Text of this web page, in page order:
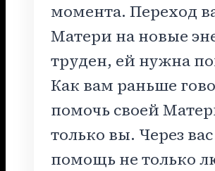
момента. Переход
Матери на новые
труден, ей нужна
Как вам раньше
помочь своей
только вы. Через
помощь не только